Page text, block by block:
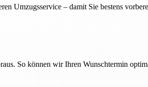
Umzugsservice – damit Sie bestens
So können wir Ihren Wunschtermin